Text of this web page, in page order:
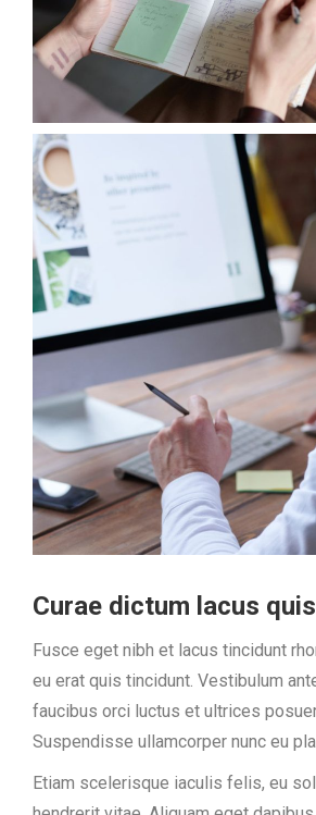
Curae dictum lacus quis
Fusce eget nibh et lacus tincidunt
eu erat quis tincidunt. Vestibulum
faucibus orci luctus et ultrices
Suspendisse ullamcorper nunc eu
Etiam scelerisque iaculis felis, eu